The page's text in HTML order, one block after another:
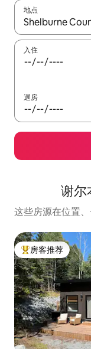
地点
如有搜索结果，
入住
退房
谢尔
这些房源在位置
热门「房客推荐」
房客推荐